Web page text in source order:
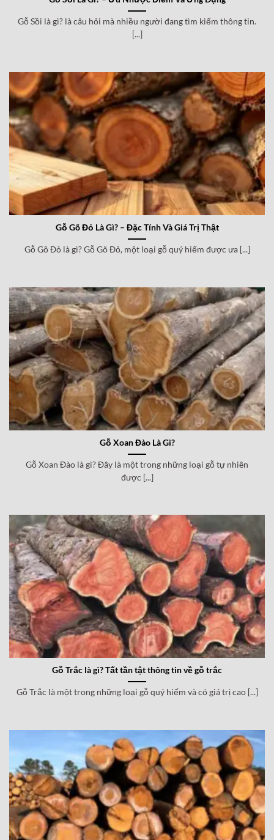
Gỗ Sồi là gì? là câu hỏi mà nhiều người đang tìm kiếm thông tin.
[...]
Gỗ Gõ Đỏ Là Gì? – Đặc Tính Và Giá Trị Thật
Gỗ Gõ Đỏ là gì? Gỗ Gõ Đỏ, một loại gỗ quý hiếm được ưa [...]
Gỗ Xoan Đào Là Gì?
Gỗ Xoan Đào là gì? Đây là một trong những loại gỗ tự nhiên
được [...]
Gỗ Trắc là gì? Tất tần tật thông tin về gỗ trắc
Gỗ Trắc là một trong những loại gỗ quý hiếm và có giá trị cao [...]